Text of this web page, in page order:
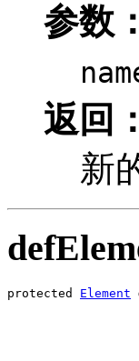
参数：
返回：
新
protected Element